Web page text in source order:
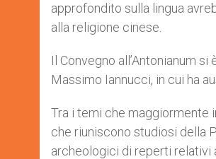
approfondito sulla lingua
alla religione cinese.
Il Convegno all’Antonianum
Massimo Iannucci, in cui ha
Tra i temi che maggiormente
che riuniscono studiosi della
archeologici di reperti relativi